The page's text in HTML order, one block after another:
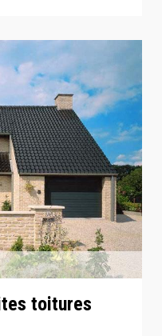
toitures